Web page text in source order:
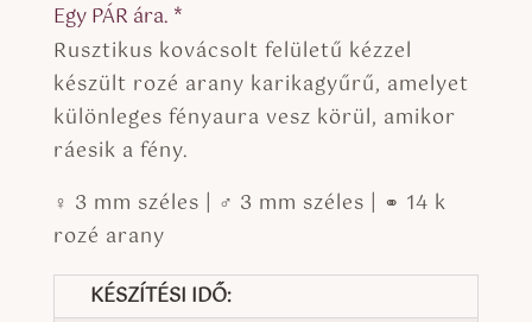
Egy PÁR ára. *
Rusztikus kovácsolt felületű kézzel
készült rozé arany karikagyűrű, amelyet
különleges fényaura vesz körül, amikor
ráesik a fény.
♀ 3 mm széles | ♂ 3 mm széles | ⚭ 14 k
rozé arany
KÉSZÍTÉSI IDŐ: